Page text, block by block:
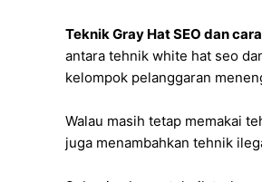
Teknik Gray Hat SEO dan
antara tehnik white hat seo
kelompok pelanggaran
Walau masih tetap memakai
juga menambahkan tehnik